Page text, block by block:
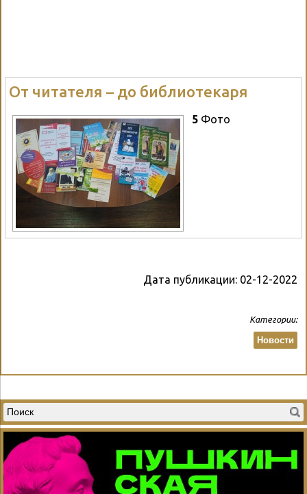
От читателя – до библиотекаря
5 Фото
Дата публикации: 02-12-2022
Категории:
Новости